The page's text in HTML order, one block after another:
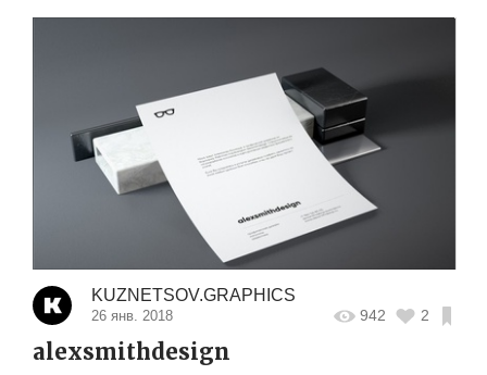
KUZNETSOV.GRAPHICS
26 янв. 2018 942 2
alexsmithdesign